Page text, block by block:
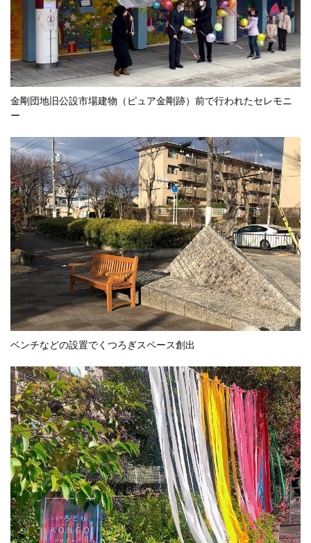
金剛団地旧公設市場建物（ピュア金剛跡）前で行われたセレモニ
ー
ベンチなどの設置でくつろぎスペース創出